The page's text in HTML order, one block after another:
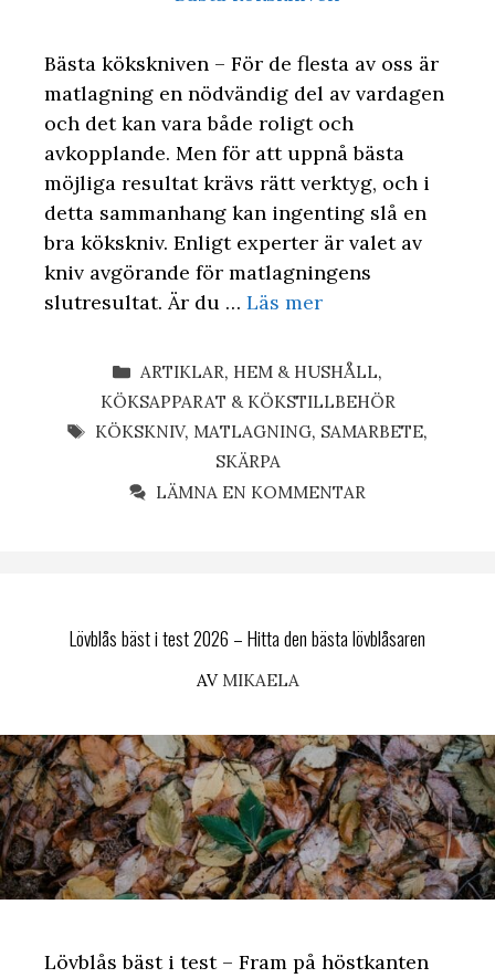
Bästa kökskniven – För de flesta av oss är
matlagning en nödvändig del av vardagen
och det kan vara både roligt och
avkopplande. Men för att uppnå bästa
möjliga resultat krävs rätt verktyg, och i
detta sammanhang kan ingenting slå en
bra kökskniv. Enligt experter är valet av
kniv avgörande för matlagningens
slutresultat. Är du … Läs mer
KATEGORIER
ARTIKLAR, HEM & HUSHÅLL,
KÖKSAPPARAT & KÖKSTILLBEHÖR
ETIKETTER
KÖKSKNIV, MATLAGNING, SAMARBETE,
SKÄRPA
LÄMNA EN KOMMENTAR
Lövblås bäst i test 2026 – Hitta den bästa lövblåsaren
AV MIKAELA
Lövblås bäst i test – Fram på höstkanten